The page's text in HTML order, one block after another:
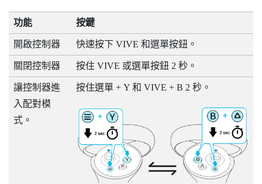
功能 按鍵
開啟控制器 快速按下 VIVE 和選單按鈕。
關閉控制器 按住 VIVE 或選單按鈕 2 秒。
讓控制器進
入配對模
式。
按住選單 + Y 和 VIVE + B 2 秒。